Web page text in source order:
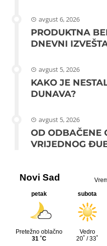
avgust 6, 2026
PRODUKTNA
DNEVNI
avgust 5, 2026
KAKO JE
DUNAVA?
avgust 5, 2026
OD ODBAČENE
VRIJEDNOG